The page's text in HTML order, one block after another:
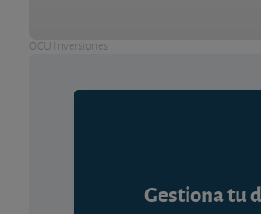
OCU Inversiones
Gestiona tu